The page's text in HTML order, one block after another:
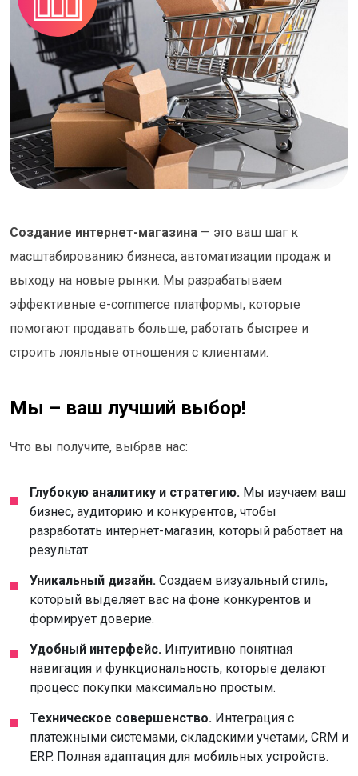
Создание интернет-магазина — это ваш шаг к
масштабированию бизнеса, автоматизации продаж и
выходу на новые рынки. Мы разрабатываем
эффективные e-commerce платформы, которые
помогают продавать больше, работать быстрее и
строить лояльные отношения с клиентами.
Мы – ваш лучший выбор!
Что вы получите, выбрав нас:
Глубокую аналитику и стратегию. Мы изучаем ваш
бизнес, аудиторию и конкурентов, чтобы
разработать интернет-магазин, который работает на
результат.
Уникальный дизайн. Создаем визуальный стиль,
который выделяет вас на фоне конкурентов и
формирует доверие.
Удобный интерфейс. Интуитивно понятная
навигация и функциональность, которые делают
процесс покупки максимально простым.
Техническое совершенство. Интеграция с
платежными системами, складскими учетами, CRM и
ERP. Полная адаптация для мобильных устройств.